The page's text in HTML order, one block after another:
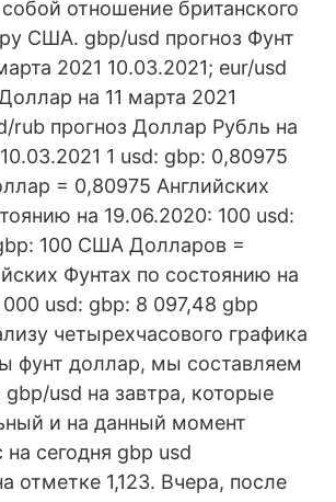
отношение британского
США. gbp/usd прогноз Фунт
2021 10.03.2021; eur/usd
на 11 марта 2021
rub прогноз Доллар Рубль на
1 usd: gbp: 0,80975
= 0,80975 Английских
на 19.06.2020: 100 usd:
100 США Долларов =
Фунтах по состоянию на
usd: gbp: 8 097,48 gbp
четырехчасового графика
фунт доллар, мы составляем
gbp/usd на завтра, которые
и на данный момент
сегодня gbp usd
отметке 1,123. Вчера, после